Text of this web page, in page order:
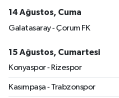
14 Ağustos, Cuma
Galatasaray - Çorum FK
15 Ağustos, Cumartesi
Konyaspor - Rizespor
Kasımpaşa - Trabzonspor